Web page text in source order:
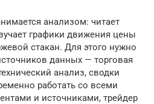
анализом: читает
графики движения цены
стакан. Для этого нужно
данных — торговая
анализ, сводки
работать со всеми
и источниками, трейдер